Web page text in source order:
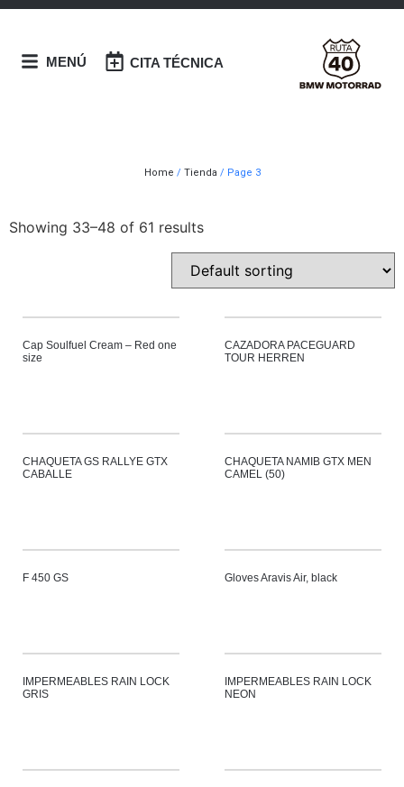
MENÚ CITA TÉCNICA
Home / Tienda / Page 3
Showing 33–48 of 61 results
Cap Soulfuel Cream – Red one
size
CAZADORA PACEGUARD
TOUR HERREN
CHAQUETA GS RALLYE GTX
CABALLE
CHAQUETA NAMIB GTX MEN
CAMEL (50)
F 450 GS Gloves Aravis Air, black
IMPERMEABLES RAIN LOCK
GRIS
IMPERMEABLES RAIN LOCK
NEON